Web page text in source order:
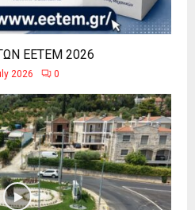
ΕΕΤΕΜ 2026
2026 0